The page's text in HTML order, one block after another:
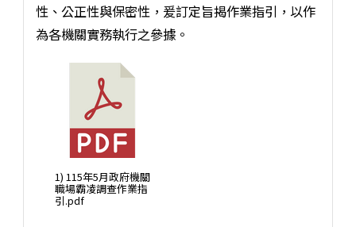
性、公正性與保密性，爰訂定旨揭作業指引，以作
為各機關實務執行之參據。
1) 115年5月政府機關
職場霸凌調查作業指
引.pdf